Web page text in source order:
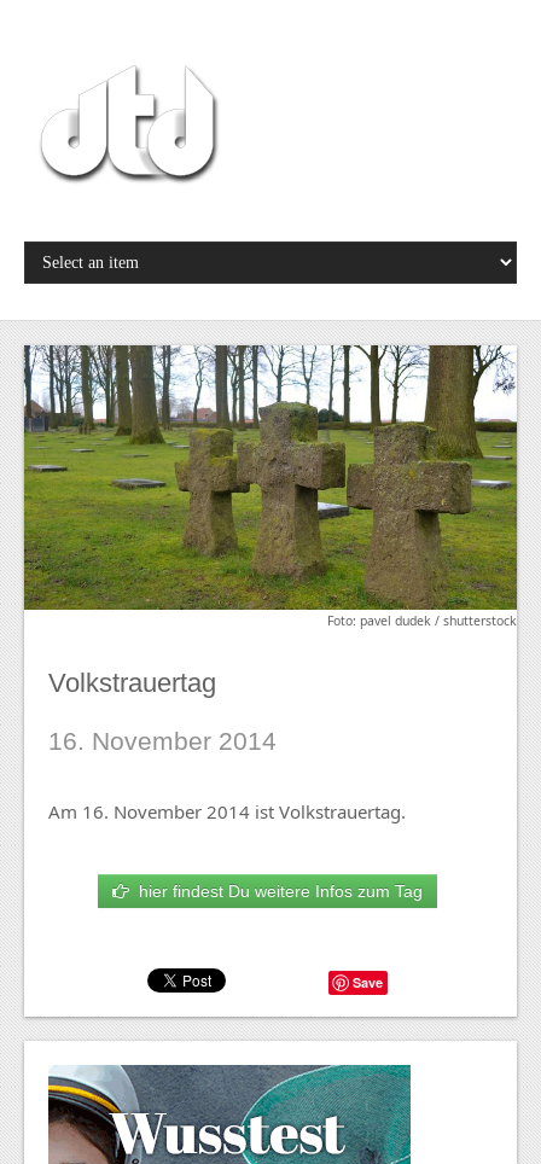
Foto: pavel dudek / shutterstock
Volkstrauertag
16. November 2014
Am 16. November 2014 ist Volkstrauertag.
hier findest Du weitere Infos zum Tag
Save